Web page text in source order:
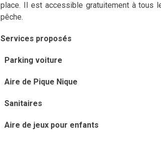
place. Il est accessible gratuitement à tous
pêche.
Services proposés
Parking voiture
Aire de Pique Nique
Sanitaires
Aire de jeux pour enfants